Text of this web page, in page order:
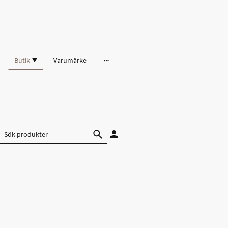
Butik Varumärke